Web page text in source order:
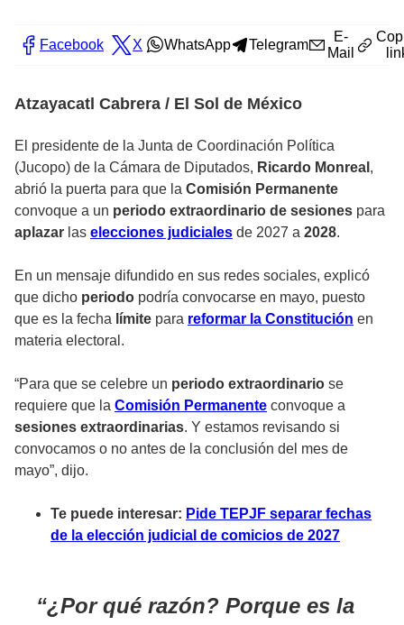
Facebook X WhatsApp Telegram
E-
Mail
Atzayacatl Cabrera / El Sol de México
El presidente de la Junta de Coordinación Política
(Jucopo) de la Cámara de Diputados, Ricardo Monreal ,
abrió la puerta para que la Comisión Permanente
convoque a un periodo extraordinario de sesiones para
aplazar las elecciones judiciales de 2027 a 2028.
En un mensaje difundido en sus redes sociales, explicó
que dicho periodo podría convocarse en mayo, puesto
que es la fecha límite para reformar la Constitución en
materia electoral.
“Para que se celebre un periodo extraordinario se
requiere que la Comisión Permanente convoque a
sesiones extraordinarias. Y estamos revisando si
convocamos o no antes de la conclusión del mes de
mayo”, dijo.
Te puede interesar: Pide TEPJF separar fechas
de la elección judicial de comicios de 2027
¿Por qué razón? Porque es la